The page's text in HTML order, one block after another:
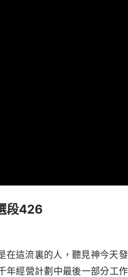
段426
在這流裏的人，聽見神今天
年經營計劃中最後一部分工